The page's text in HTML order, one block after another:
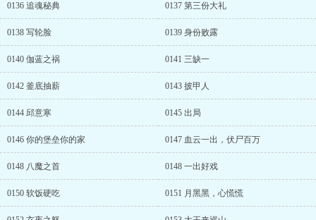
0136 追魂秘典 0137 第三份大礼
0138 写轮脸 0139 身份败露
0140 伽蓝之祸 0141 三缺一
0142 釜底抽薪 0143 披甲人
0144 邱意寒 0145 出局
0146 你的堡垒你的家 0147 血云一出，伏尸百万
0148 八魔之首 0148 一出好戏
0150 软饭硬吃 0151 月黑黑，心慌慌